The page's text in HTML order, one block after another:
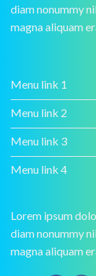
diam nonummy
magna aliquam
Menu link 1
Menu link 2
Menu link 3
Menu link 4
Lorem ipsum
diam nonummy
magna aliquam